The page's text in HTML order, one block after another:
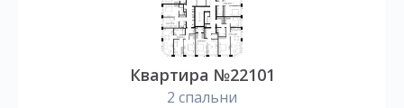
Квартира №22101
2 спальни